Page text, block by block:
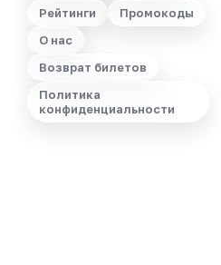
Рейтинги
Промокоды
О нас
Возврат билетов
Политика
конфиденциальности